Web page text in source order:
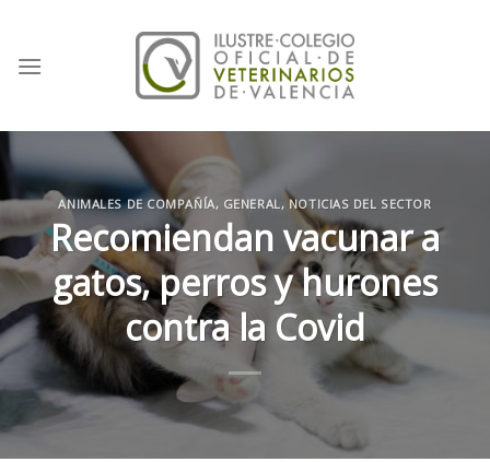
content
ANIMALES DE COMPAÑÍA, GENERAL,NOTICIAS DEL SECTOR
Recomiendan vacunar a
gatos, perros y hurones
contra la Covid